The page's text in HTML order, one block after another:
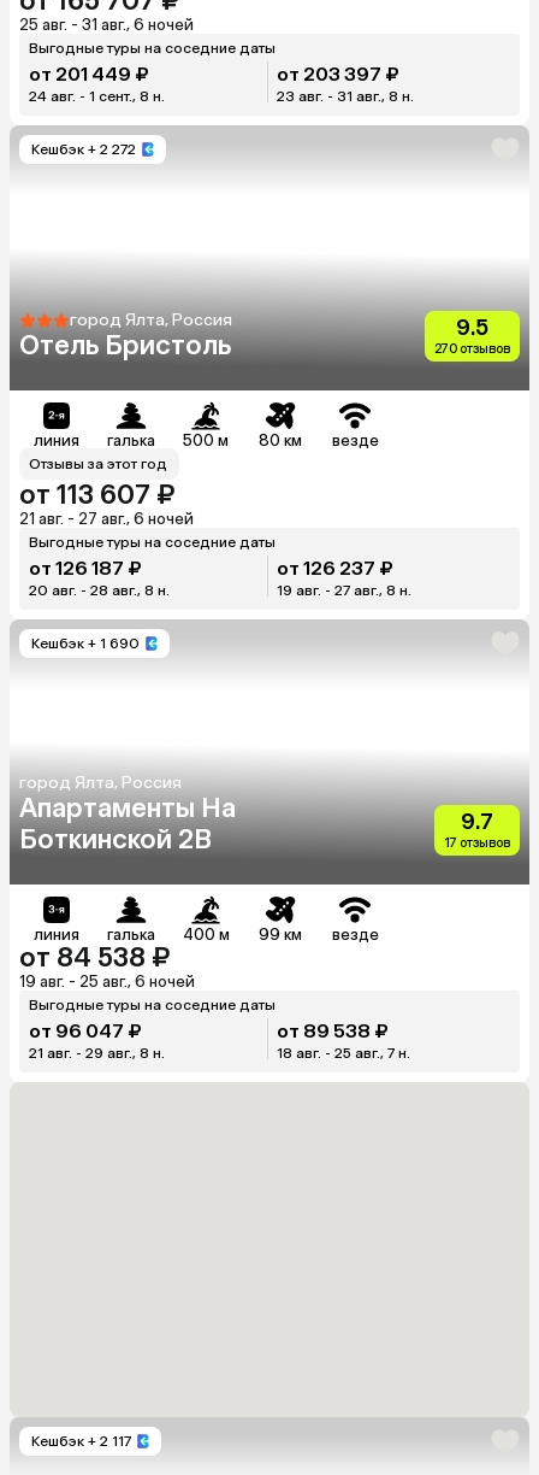
25 авг. - 31 авг., 6 ночей
Выгодные туры на соседние даты
от 201 449 ₽
24 авг. - 1 сент., 8 н.
от 203 397 ₽
23 авг. - 31 авг., 8 н.
Кешбэк + 2 272
город Ялта, Россия
Отель Бристоль
9.5
270 отзывов
линия галька 500 м 80 км везде
Отзывы за этот год
от 113 607 ₽
21 авг. - 27 авг., 6 ночей
Выгодные туры на соседние даты
от 126 187 ₽
20 авг. - 28 авг., 8 н.
от 126 237 ₽
19 авг. - 27 авг., 8 н.
Кешбэк + 1 690
город Ялта, Россия
Апартаменты На
Боткинской 2В
9.7
17 отзывов
линия галька 400 м 99 км везде
от 84 538 ₽
19 авг. - 25 авг., 6 ночей
Выгодные туры на соседние даты
от 96 047 ₽
21 авг. - 29 авг., 8 н.
от 89 538 ₽
18 авг. - 25 авг., 7 н.
Кешбэк + 2 117